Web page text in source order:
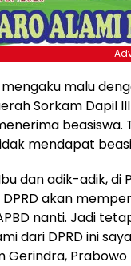
malu
Sorkam Dapil
beasiswa.
mendapat
dan adik-adik, di
akan
nanti. Jadi
dari DPRD ini
Gerindra, Prabowo